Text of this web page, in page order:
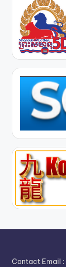
Contact Email :